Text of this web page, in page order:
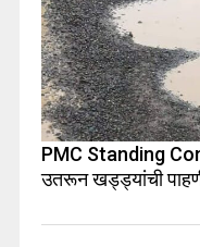
PMC Standing
उतरून खड्ड्यांची